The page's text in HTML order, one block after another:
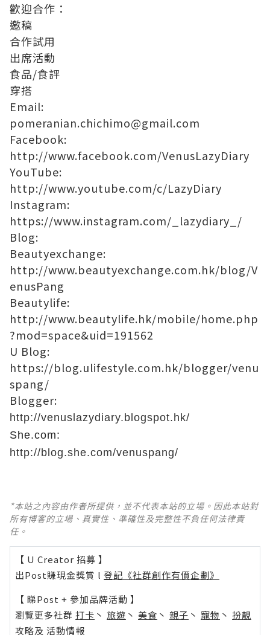
歡迎合作：
邀稿
合作試用
出席活動
食品/食評
穿搭
Email:
pomeranian.chichimo@gmail.com
Facebook:
http://www.facebook.com/VenusLazyDiary
YouTube:
http://www.youtube.com/c/LazyDiary
Instagram:
https://www.instagram.com/_lazydiary_/
Blog:
Beautyexchange:
http://www.beautyexchange.com.hk/blog/V
enusPang
Beautylife:
http://www.beautylife.hk/mobile/home.php
?mod=space&uid=191562
U Blog:
https://blog.ulifestyle.com.hk/blogger/venu
spang/
Blogger:
http://venuslazydiary.blogspot.hk/
She.com:
http://blog.she.com/venuspang/
*本站之內容由作者所提供，並不代表本站的立場。因此本站對
所有博客的立場、真實性、準確性及完整性不負任何法律責
任。
【 U Creator 招募 】
出Post賺現金獎賞 l 登記《社群創作有價企劃》
【 睇Post + 參加品牌活動 】
瀏覽更多社群 打卡 丶 旅遊 丶 美食 丶 親子 丶 寵物 丶 扮靚
攻略及 活動情報